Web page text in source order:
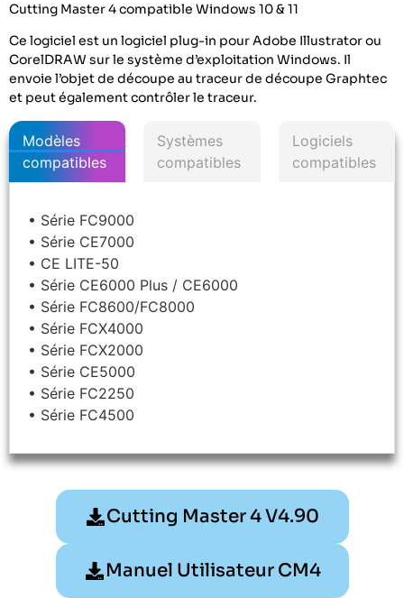
Cutting Master 4 compatible Windows 10 & 11
Ce logiciel est un logiciel plug-in pour Adobe Illustrator ou
CorelDRAW sur le système d’exploitation Windows. Il
envoie l’objet de découpe au traceur de découpe Graphtec
et peut également contrôler le traceur.
Modèles
compatibles
Systèmes
compatibles
Logiciels
compatibles
• Série FC9000
• Série CE7000
• CE LITE-50
• Série CE6000 Plus / CE6000
• Série FC8600/FC8000
• Série FCX4000
• Série FCX2000
• Série CE5000
• Série FC2250
• Série FC4500
Cutting Master 4 V4.90
Manuel Utilisateur CM4